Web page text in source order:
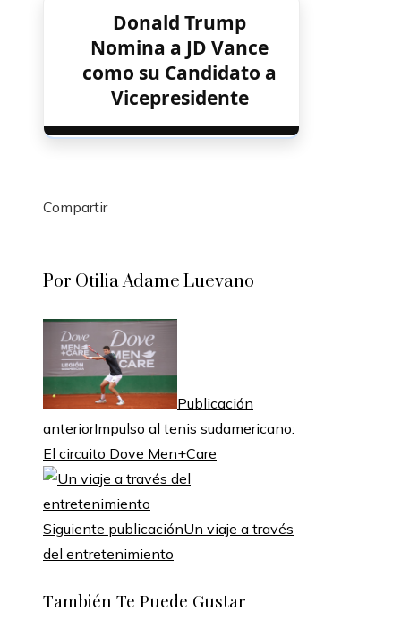
Donald Trump
Nomina a JD Vance
como su Candidato a
Vicepresidente
Compartir
Por Otilia Adame Luevano
Publicación
anteriorImpulso al tenis sudamericano:
El circuito Dove Men+Care
Siguiente publicaciónUn viaje a través
del entretenimiento
También Te Puede Gustar